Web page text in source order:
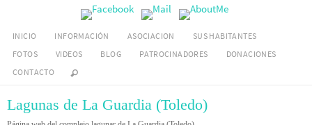
contenido
INICIO INFORMACIÓN ASOCIACION
SUS HABITANTES
FOTOS
VIDEOS BLOG PATROCINADORES
DONACIONES
CONTACTO
Lagunas de La Guardia (Toledo)